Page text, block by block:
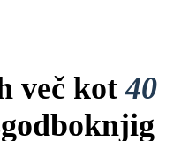
več kot40